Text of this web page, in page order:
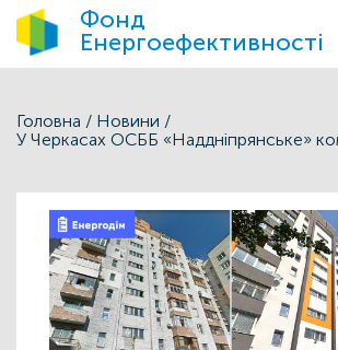
Фонд
Енергоефективності
Головна / Новини /